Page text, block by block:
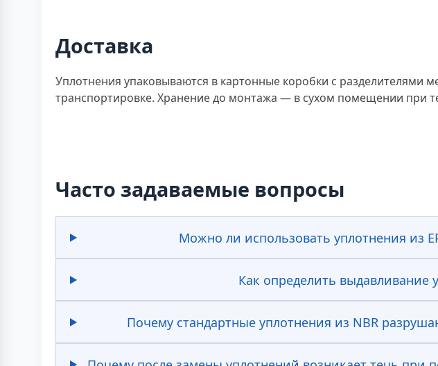
Доставка
Уплотнения упаковываются в картонные коробки с разделителями
транспортировке. Хранение до монтажа — в сухом помещении при
Часто задаваемые вопросы
Можно ли использовать уплотнения из
Как определить выдавливание
Почему стандартные уплотнения из NBR